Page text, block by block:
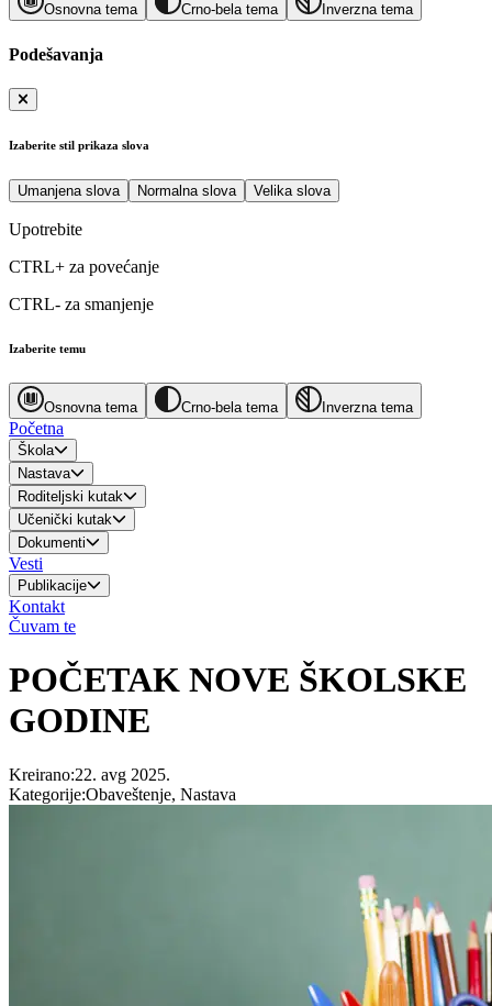
Osnovna tema Crno-bela tema Inverzna tema
Podešavanja
Izaberite stil prikaza slova
Umanjena slova Normalna slova Velika slova
Upotrebite
CTRL+ za povećanje
CTRL- za smanjenje
Izaberite temu
Osnovna tema Crno-bela tema Inverzna tema
Početna
Škola
Nastava
Roditeljski kutak
Učenički kutak
Dokumenti
Vesti
Publikacije
Kontakt
Čuvam te
POČETAK NOVE ŠKOLSKE
GODINE
Kreirano:22. avg 2025.
Kategorije:Obaveštenje, Nastava